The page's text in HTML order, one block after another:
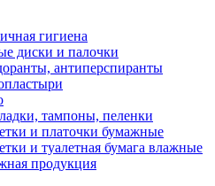
гигиена
диски и палочки
антиперспиранты
тампоны, пеленки
и платочки бумажные
и туалетная бумага влажные
продукция